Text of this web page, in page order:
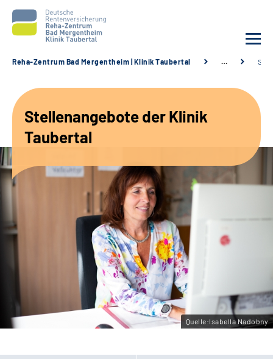
Unsere Angebote
Karriere
Sozialdienste & Zuweisende
Leichte Sprache
Gebärdensprache
Reha-Zentrum Bad Mergentheim | Klinik Taubertal …
Stellenangebote der Klinik
Taubertal
Quelle:Isabella Nadobny